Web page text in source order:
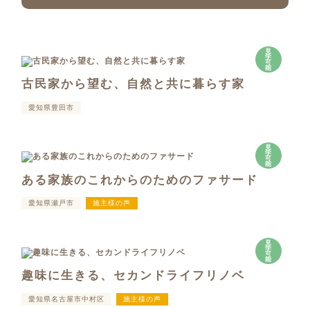
見
学
可
能
古民家から望む、自然と共に暮らす家
愛知県豊田市
見
学
可
能
ある家族のこれからのためのファサード
愛知県瀬戸市 施主様の声
見
学
可
能
趣味に生きる、セカンドライフリノベ
愛知県名古屋市中村区 施主様の声